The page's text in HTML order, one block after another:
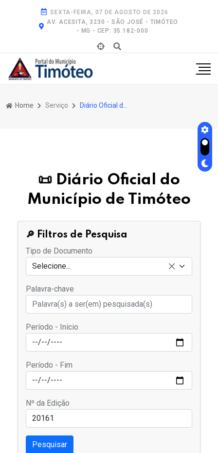
SEXTA-FEIRA, 07 DE AGOSTO DE 2026
AV. ACESITA, 3230 - SÃO JOSÉ - TIMÓTEO
- MG - CEP: 35.182-000
Home Serviço
📜 Diário Oficial do
Município de Timóteo
🔎 Filtros de Pesquisa
Tipo de Documento
Selecione...
Palavra-chave
Período - Início
Período - Fim
Nº da Edição
Pesquisar